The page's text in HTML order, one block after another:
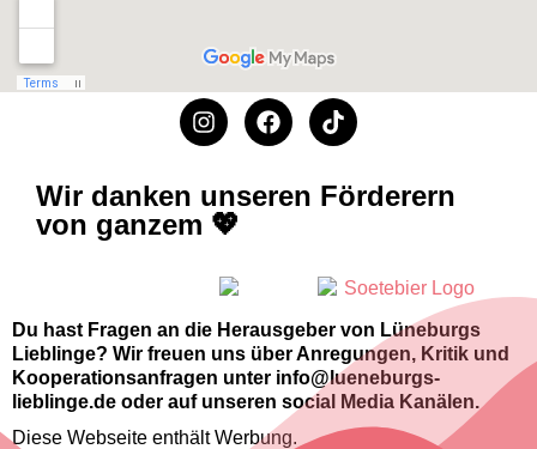
Wir danken unseren Förderern
von ganzem 💖
Du hast Fragen an die Herausgeber von Lüneburgs
Lieblinge? Wir freuen uns über Anregungen, Kritik und
Kooperationsanfragen unter info@lueneburgs-
lieblinge.de oder auf unseren social Media Kanälen.
Diese Webseite enthält Werbung.